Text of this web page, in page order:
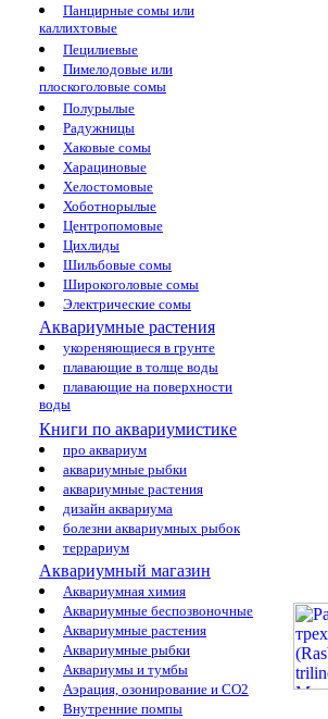
Панцирные сомы или
каллихтовые
Пецилиевые
Пимелодовые или
плоскоголовые сомы
Полурылые
Радужницы
Хаковые сомы
Харациновые
Хелостомовые
Хоботнорылые
Центропомовые
Цихлиды
Шильбовые сомы
Широкоголовые сомы
Электрические сомы
Аквариумные растения
укореняющиеся в грунте
плавающие в толще воды
плавающие на поверхности
воды
Книги по аквариумистике
про аквариум
аквариумные рыбки
аквариумные растения
дизайн аквариума
болезни аквариумных рыбок
террариум
Аквариумный магазин
Аквариумная химия
Аквариумные беспозвоночные
Аквариумные растения
Аквариумные рыбки
Аквариумы и тумбы
Аэрация, озонирование и CO2
Внутренние помпы